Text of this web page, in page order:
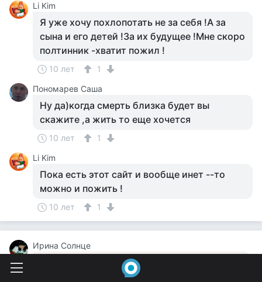
Li Kim
Я уже хочу похлопотать не за себя !А за
сына и его детей !За их будущее !Мне скоро
полтинник -хватит пожил !
10 лет
1
Пономарев Саша
Ну да)когда смерть близка будет вы
скажите ,а жить то еще хочется
10 лет
1
Li Kim
Пока есть этот сайт и вообще инет --то
можно и пожить !
10 лет 1
Ирина Солнце
Живут живут среди нас...как не помотришь
кругом...одни инопланетяне)